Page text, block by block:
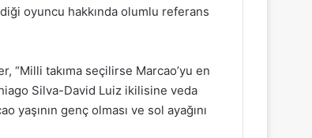
oyuncu hakkında olumlu referans
“Milli takıma seçilirse Marcao’yu en
Silva-David Luiz ikilisine veda
yaşının genç olması ve sol ayağını